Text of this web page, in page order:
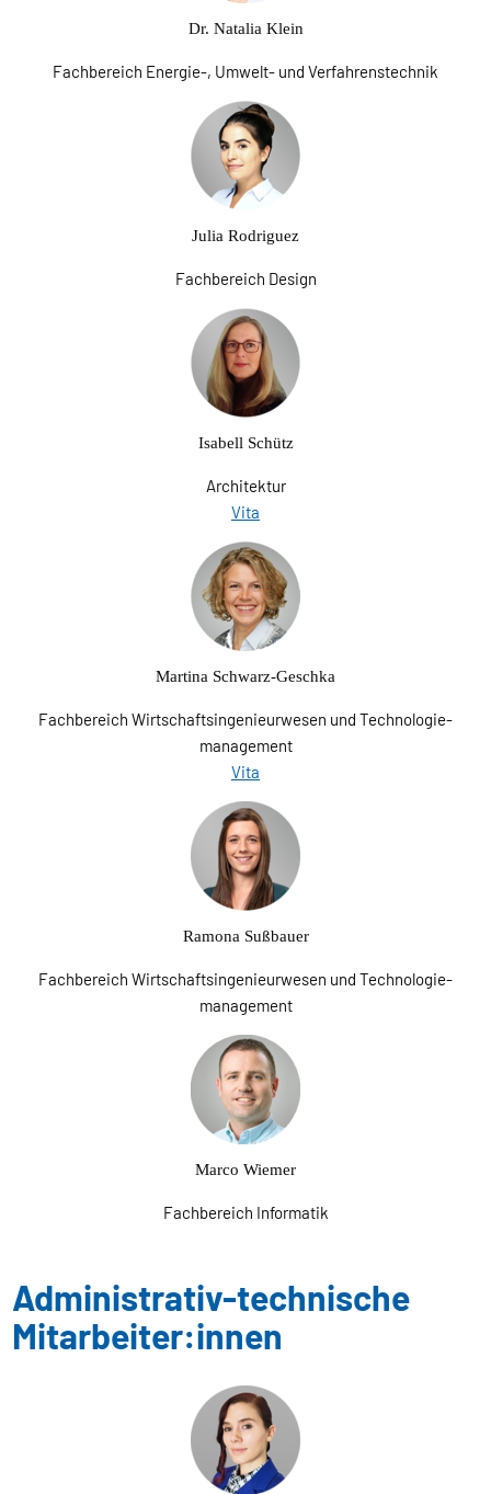
Dr. Natalia Klein
Fachbereich Energie-, Umwelt- und Verfahrenstechnik
Julia Rodriguez
Fachbereich Design
Isabell Schütz
Architektur
Vita
Martina Schwarz-Geschka
Fachbereich Wirtschaftsingenieurwesen und Technologie­
management
Vita
Ramona Sußbauer
Fachbereich Wirtschaftsingenieurwesen und Technologie­
management
Marco Wiemer
Fachbereich Informatik
Administrativ-technische
Mitarbeiter:innen